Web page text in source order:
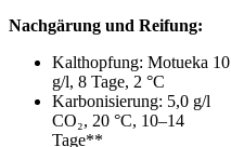
Nachgärung und Reifung:
Kalthopfung: Motueka 10
g/l, 8 Tage, 2 °C
Karbonisierung: 5,0 g/l
CO₂, 20 °C, 10–14
Tage**